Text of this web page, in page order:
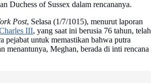
Duchess of Sussex dalam rencananya.
Post, Selasa (1/7/1015), menurut laporan
III, yang saat ini berusia 76 tahun, telah
pejabat untuk memastikan bahwa putra
menantunya, Meghan, berada di inti rencana